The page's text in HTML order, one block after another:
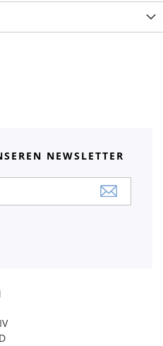
NEWSLETTER